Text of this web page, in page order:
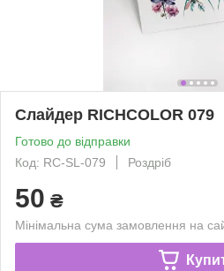
Слайдер RICHCOLOR 079
Готово до відправки
Код: RC-SL-079
Роздріб
50 ₴
Мінімальна сума замовлення на